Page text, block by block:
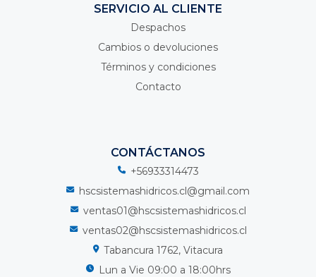
SERVICIO AL CLIENTE
Despachos
Cambios o devoluciones
Términos y condiciones
Contacto
CONTÁCTANOS
+56933314473
hscsistemashidricos.cl@gmail.com
ventas01@hscsistemashidricos.cl
ventas02@hscsistemashidricos.cl
Tabancura 1762, Vitacura
Lun a Vie 09:00 a 18:00hrs